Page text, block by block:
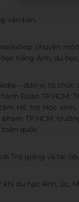
văn bản.
chuyên
tiếng Anh, du
– đơn vị tổ
Đoàn TP.HCM;
Hỗ trợ Học sinh,
TP.HCM,
quốc.
Trợ giảng và tài
du học Anh, Úc,